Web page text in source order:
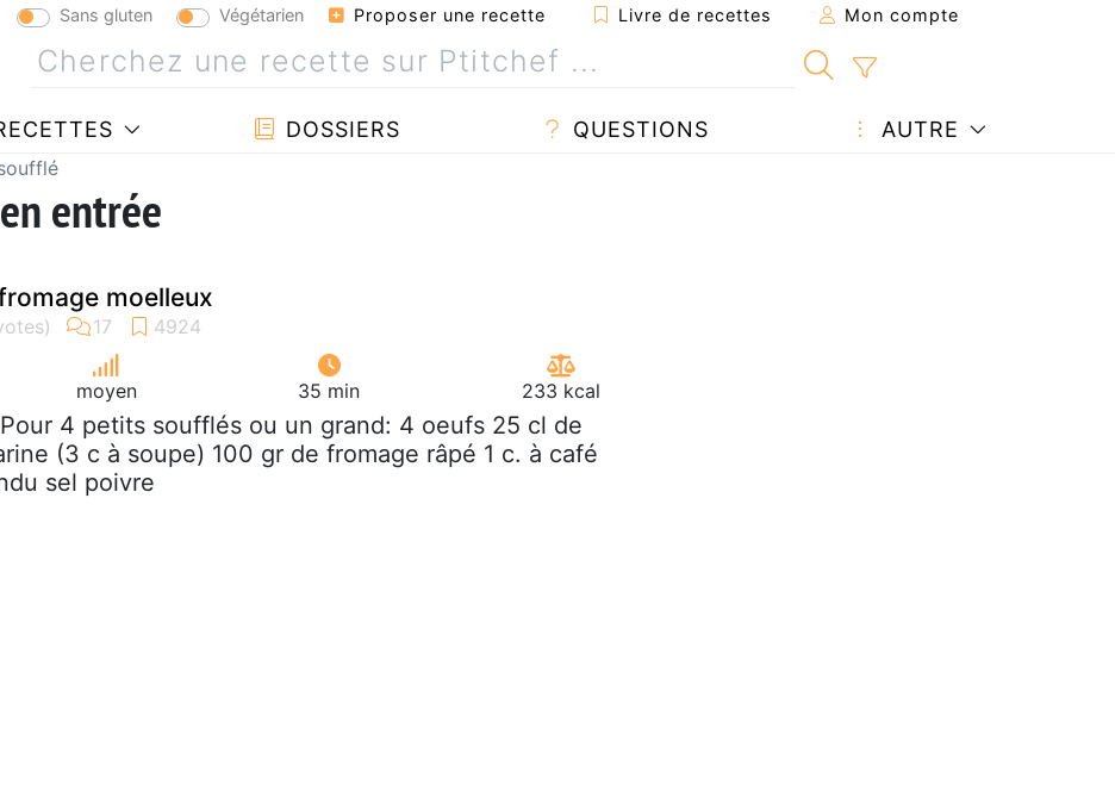
Sans gluten Végétarien Proposer une recette Livre de recettes Mon compte
DOSSIERS QUESTIONS AUTRE
entrée
moelleux
moyen 35 min 233 kcal
4 petits soufflés ou un grand: 4 oeufs 25 cl de
(3 c à soupe) 100 gr de fromage râpé 1 c. à café
sel poivre